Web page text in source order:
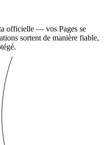
officielle — vos Pages se
sortent de manière fiable,